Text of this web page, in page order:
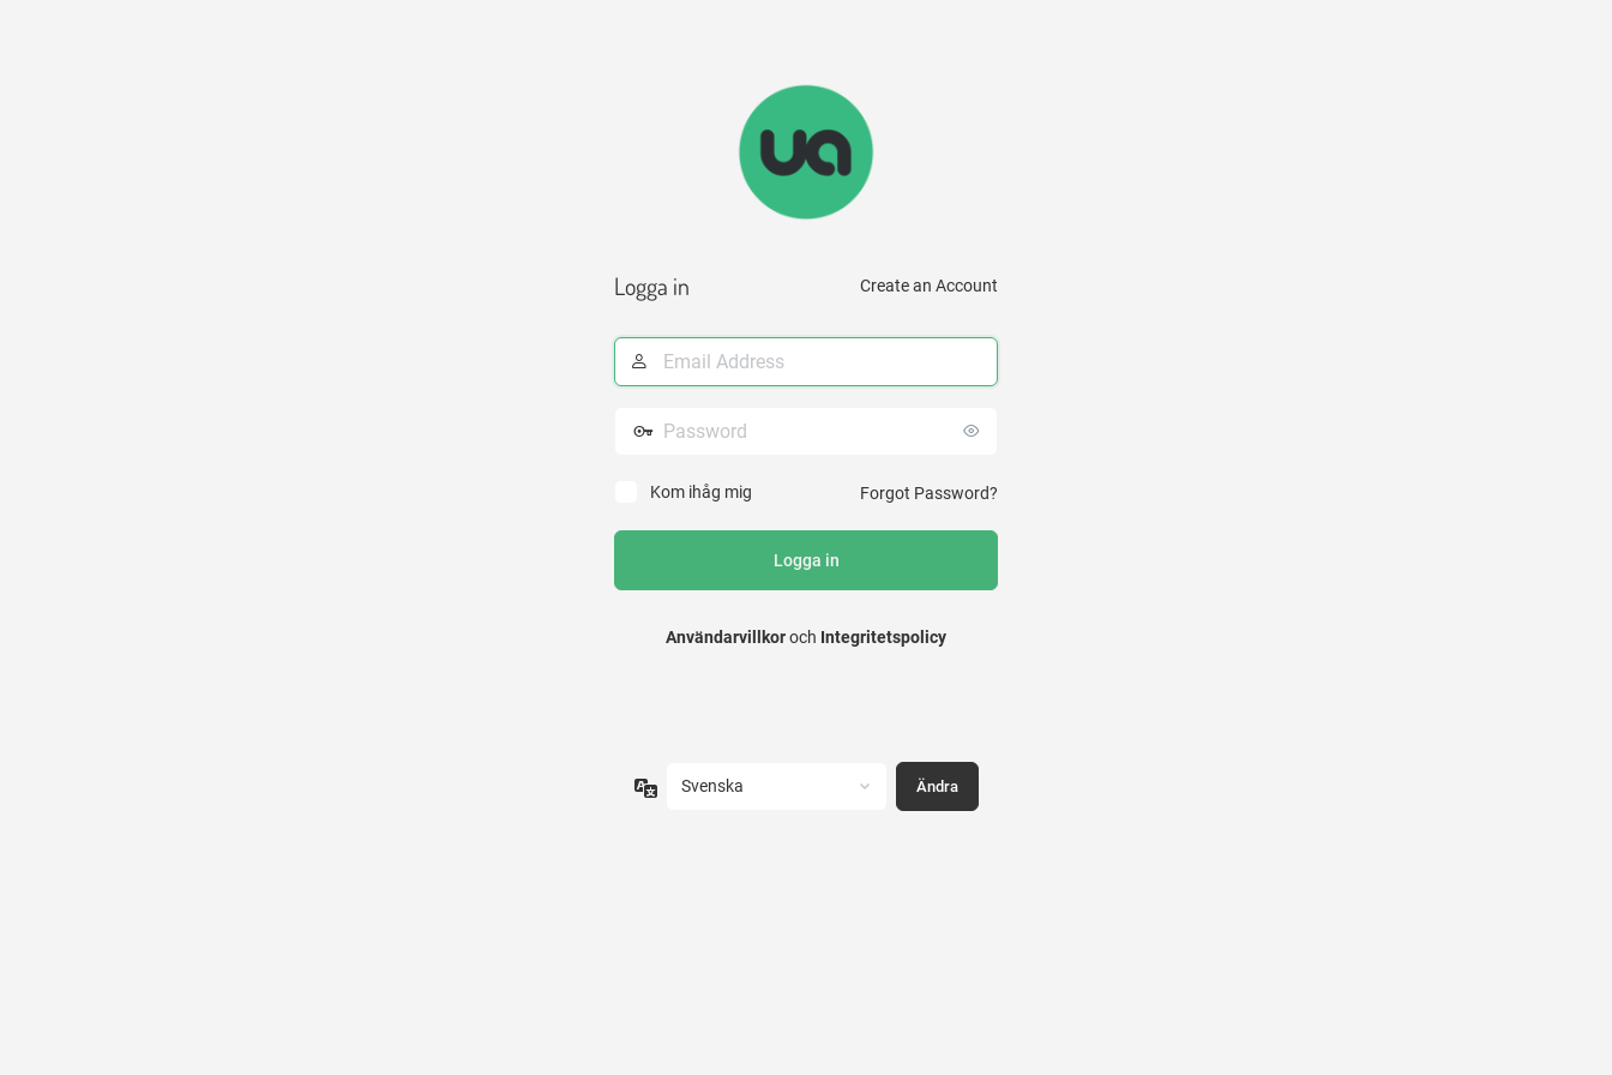
Logga in Create an Account
E-
postadress
Kom ihåg mig Forgot Password?
Användarvillkoroch Integritetspolicy
Språk